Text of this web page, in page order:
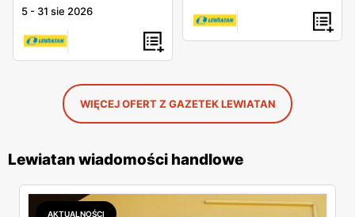
5 - 31 sie 2026
WIĘCEJ OFERT Z GAZETEK LEWIATAN
Lewiatan wiadomości handlowe
AKTUALNOŚCI